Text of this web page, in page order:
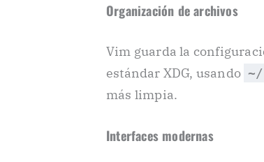
Organización de archivos
Vim guarda la
estándar XDG, usando
más limpia.
Interfaces modernas